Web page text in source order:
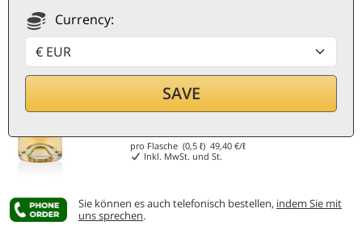
Currency:
SAVE
24,70€
pro Flasche (0,5 ℓ)49,40 €/ℓ
Inkl. MwSt. und St.
Sie können es auch telefonisch bestellen, indem Sie mit
uns sprechen.